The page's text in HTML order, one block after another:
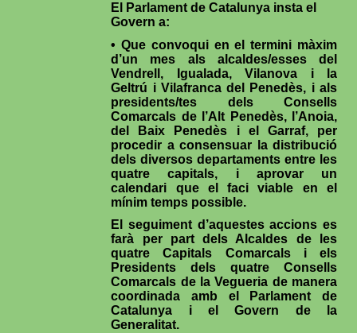
El Parlament de Catalunya insta el
Govern a:
• Que convoqui en el termini màxim
d’un mes als alcaldes/esses del
Vendrell, Igualada, Vilanova i la
Geltrú i Vilafranca del Penedès, i als
presidents/tes dels Consells
Comarcals de l’Alt Penedès, l’Anoia,
del Baix Penedès i el Garraf, per
procedir a consensuar la distribució
dels diversos departaments entre les
quatre capitals, i aprovar un
calendari que el faci viable en el
mínim temps possible.
El seguiment d’aquestes accions es
farà per part dels Alcaldes de les
quatre Capitals Comarcals i els
Presidents dels quatre Consells
Comarcals de la Vegueria de manera
coordinada amb el Parlament de
Catalunya i el Govern de la
Generalitat.